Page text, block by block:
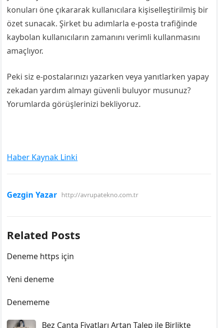
konuları öne çıkararak kullanıcılara kişiselleştirilmiş bir
özet sunacak. Şirket bu adımlarla e-posta trafiğinde
kaybolan kullanıcıların zamanını verimli kullanmasını
amaçlıyor.
Peki siz e-postalarınızı yazarken veya yanıtlarken yapay
zekadan yardım almayı güvenli buluyor musunuz?
Yorumlarda görüşlerinizi bekliyoruz.
Haber Kaynak Linki
Gezgin Yazar http://avrupatekno.com.tr
Related Posts
Deneme https için
Yeni deneme
Denememe
Bez Çanta Fiyatları Artan Talep ile Birlikte